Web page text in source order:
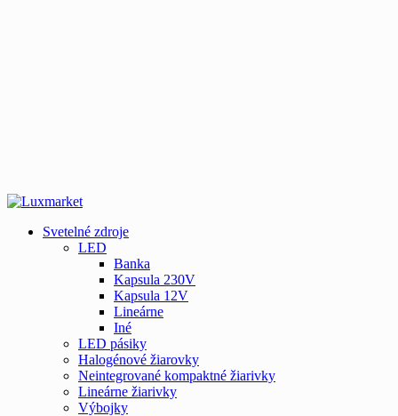
Svetelné zdroje
LED
Banka
Kapsula 230V
Kapsula 12V
Lineárne
Iné
LED pásiky
Halogénové žiarovky
Neintegrované kompaktné žiarivky
Lineárne žiarivky
Výbojky